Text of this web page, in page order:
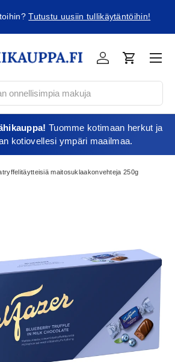
Tutustu uusiin tullikäytäntöihin!
KirjauduOstoskori
Tuomme kotimaan herkut ja
kotiovellesi ympäri maailmaa.
maitosuklaakonvehteja 250g